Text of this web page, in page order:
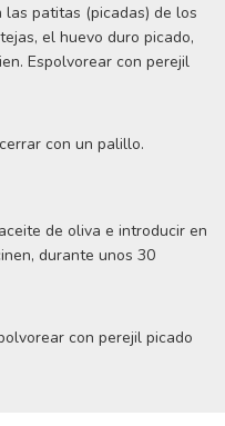
patitas (picadas) de los
el huevo duro picado,
Espolvorear con perejil
con un palillo.
de oliva e introducir en
durante unos 30
con perejil picado